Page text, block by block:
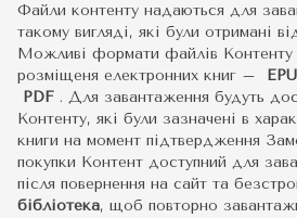
Файли контенту надаються для
такому вигляді, які були отримані
Можливі формати файлів Контенту
розміщеня електронних книг –
PDF . Для завантаження будуть
Контенту, які були зазначені в
книги на момент підтвердження
покупки Контент доступний для
після повернення на сайт та
бібліотека, щоб повторно